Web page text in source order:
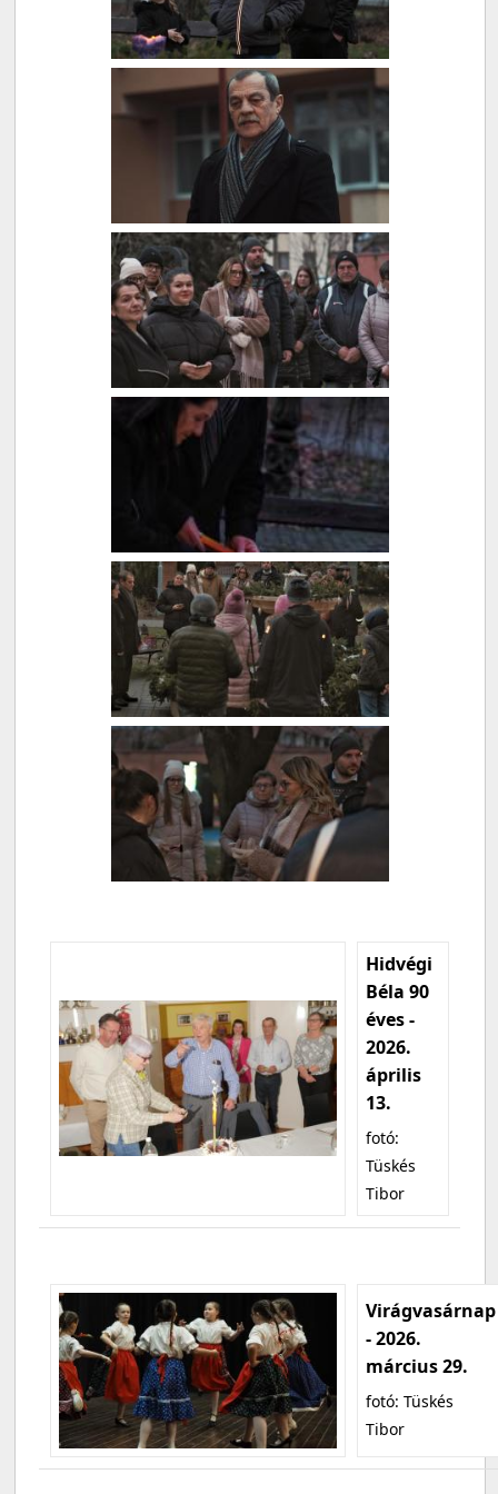
Hidvégi
Béla 90
éves -
2026.
április
13.
fotó:
Tüskés
Tibor
Virágvasárnap
- 2026.
március 29.
fotó: Tüskés
Tibor